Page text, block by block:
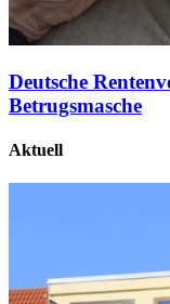
Deutsche
Betrugsmasche
Aktuell